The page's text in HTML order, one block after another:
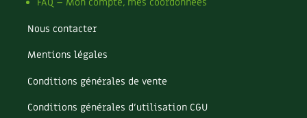
Potager
Potager en lasagnes
Poules
Prairie fleurie
Purin
Nous contacter
Mentions légales
Conditions générales de vente
Conditions générales d’utilisation CGU